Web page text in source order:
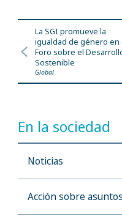
La SGI promueve la
igualdad de género en
Foro sobre el
Sostenible
Global
En la sociedad
Noticias
Acción sobre